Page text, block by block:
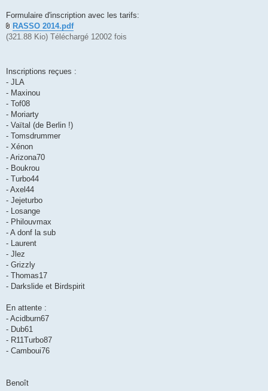
Formulaire d'inscription avec les tarifs:
RASSO 2014.pdf
(321.88 Kio) Téléchargé 12002 fois
Inscriptions reçues :
- JLA
- Maxinou
- Tof08
- Moriarty
- Vaïtal (de Berlin !)
- Tomsdrummer
- Xénon
- Arizona70
- Boukrou
- Turbo44
- Axel44
- Jejeturbo
- Losange
- Philouvmax
- A donf la sub
- Laurent
- Jlez
- Grizzly
- Thomas17
- Darkslide et Birdspirit
En attente :
- Acidburn67
- Dub61
- R11Turbo87
- Camboui76
Benoît